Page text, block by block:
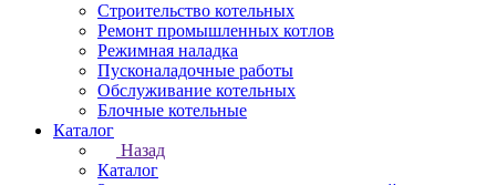
Строительство котельных
Ремонт промышленных котлов
Режимная наладка
Пусконаладочные работы
Обслуживание котельных
Блочные котельные
Каталог
Назад
Каталог